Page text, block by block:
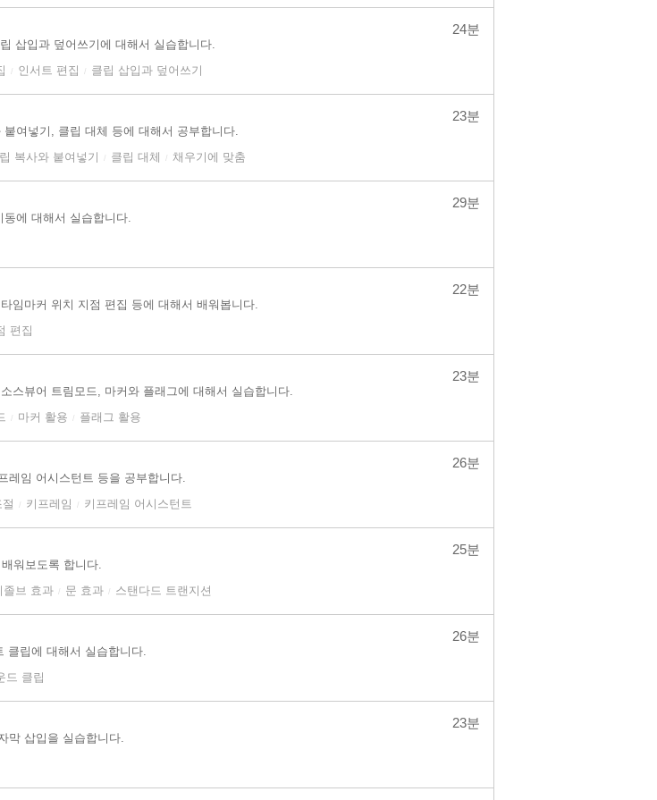
24분
삽입과 덮어쓰기에 대해서 실습합니다.
인서트 편집 클립 삽입과 덮어쓰기
23분
여넣기, 클립 대체 등에 대해서 공부합니다.
복사와 붙여넣기 클립 대체 채우기에 맞춤
29분
에 대해서 실습합니다.
22분
임마커 위치 지점 편집 등에 대해서 배워봅니다.
편집
23분
스뷰어 트림모드, 마커와 플래그에 대해서 실습합니다.
마커 활용 플래그 활용
26분
레임 어시스턴트 등을 공부합니다.
키프레임 키프레임 어시스턴트
25분
워보도록 합니다.
졸브 효과 문 효과 스탠다드 트랜지션
26분
립에 대해서 실습합니다.
드 클립
23분
막 삽입을 실습합니다.